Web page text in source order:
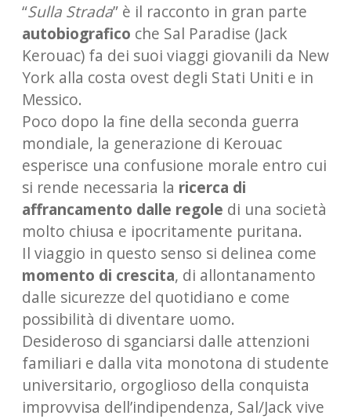
“Sulla Strada” è il racconto in gran parte
autobiografico che Sal Paradise (Jack
Kerouac) fa dei suoi viaggi giovanili da New
York alla costa ovest degli Stati Uniti e in
Messico.
Poco dopo la fine della seconda guerra
mondiale, la generazione di Kerouac
esperisce una confusione morale entro cui
si rende necessaria la ricerca di
affrancamento dalle regole di una società
molto chiusa e ipocritamente puritana.
Il viaggio in questo senso si delinea come
momento di crescita, di allontanamento
dalle sicurezze del quotidiano e come
possibilità di diventare uomo.
Desideroso di sganciarsi dalle attenzioni
familiari e dalla vita monotona di studente
universitario, orgoglioso della conquista
improvvisa dell’indipendenza, Sal/Jack vive